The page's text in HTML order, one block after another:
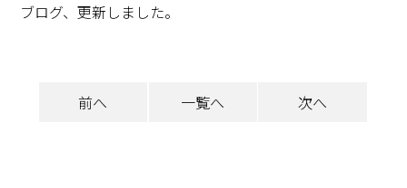
ブログ、更新しました。
前へ 一覧へ 次へ